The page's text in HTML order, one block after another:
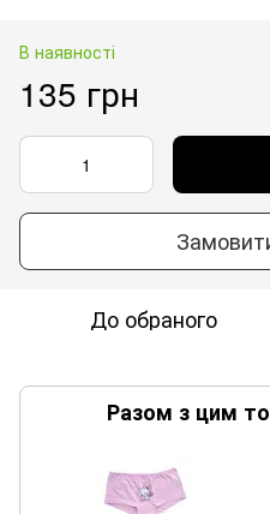
В наявності
135 грн
До обраного
Разом з цим